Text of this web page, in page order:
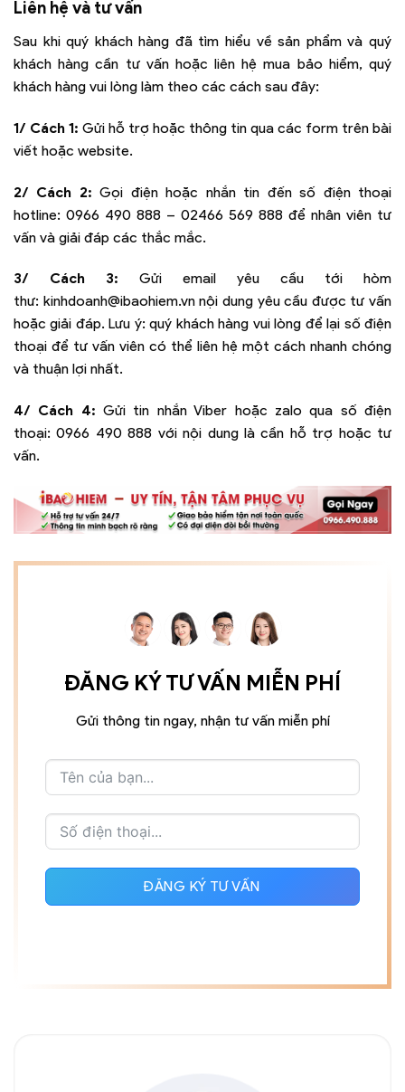
Liên hệ và tư vấn
Sau khi quý khách hàng đã tìm hiểu về sản phẩm và quý
khách hàng cần tư vấn hoặc liên hệ mua bảo hiểm, quý
khách hàng vui lòng làm theo các cách sau đây:
1/ Cách 1: Gửi hỗ trợ hoặc thông tin qua các form trên bài
viết hoặc website.
2/ Cách 2: Gọi điện hoặc nhắn tin đến số điện thoại
hotline: 0966 490 888 – 02466 569 888 để nhân viên tư
vấn và giải đáp các thắc mắc.
3/ Cách 3: Gửi email yêu cầu tới hòm
thư: kinhdoanh@ibaohiem.vnnội dung yêu cầu được tư vấn
hoặc giải đáp. Lưu ý: quý khách hàng vui lòng để lại số điện
thoại để tư vấn viên có thể liên hệ một cách nhanh chóng
và thuận lợi nhất.
4/ Cách 4: Gửi tin nhắn Viber hoặc zalo qua số điện
thoại:0966 490 888 với nội dung là cần hỗ trợ hoặc tư
vấn.
ĐĂNG KÝ TƯ VẤN MIỄN PHÍ
Gửi thông tin ngay, nhận tư vấn miễn phí
ĐĂNG KÝ TƯ VẤN